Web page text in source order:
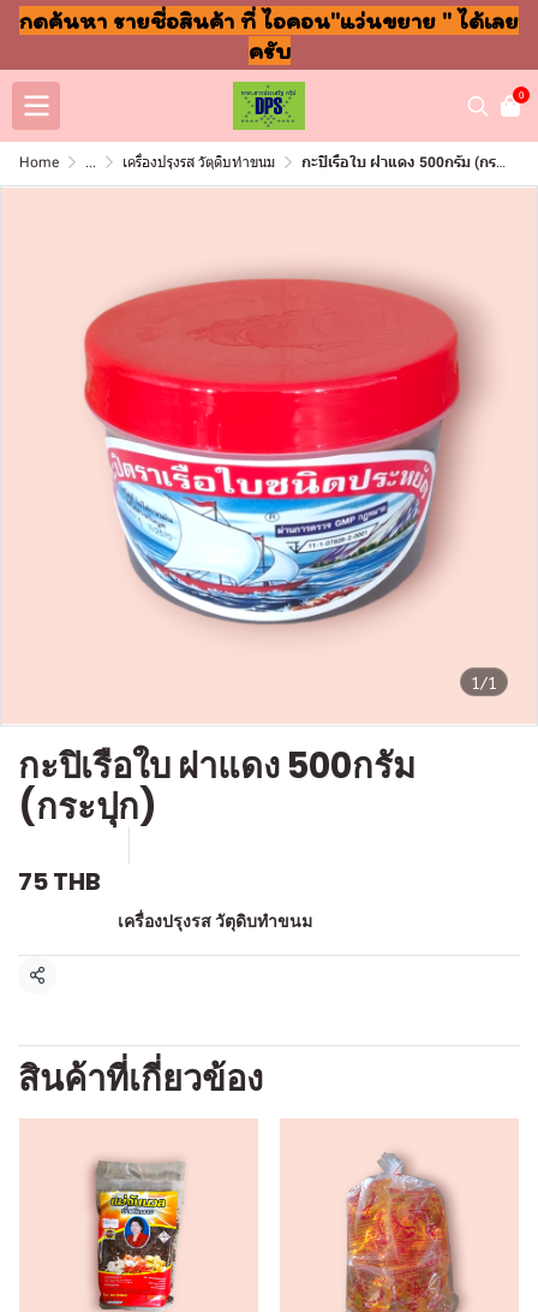
กดค้นหา รายชื่อสินค้า ที่ ไอคอน"แว่นขยาย " ได้เลย
ครับ
0
Home ... เครื่องปรุงรส วัตุดิบทำขนม กะปิเรือใบ ฝาแดง 500กรัม (กระปุก)
1/1
กะปิเรือใบ ฝาแดง 500กรัม
(กระปุก)
75 THB
เครื่องปรุงรส วัตุดิบทำขนม
แชร์
สินค้าที่เกี่ยวข้อง